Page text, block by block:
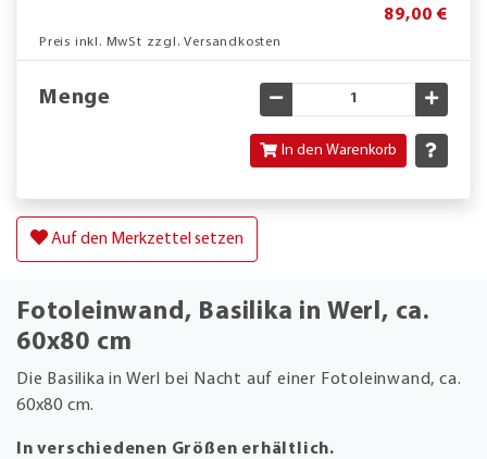
89,00 €
Preis inkl. MwSt zzgl. Versandkosten
Menge Gewünschte Menge
In den Warenkorb
Auf den Merkzettel setzen
Fotoleinwand, Basilika in Werl, ca.
60x80 cm
Die Basilika in Werl bei Nacht auf einer Fotoleinwand, ca.
60x80 cm.
In verschiedenen Größen erhältlich.